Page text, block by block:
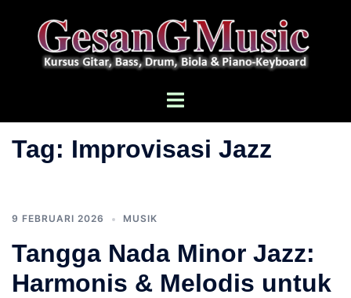
Menu
Tag: Improvisasi Jazz
9 FEBRUARI 2026 MUSIK
Tangga Nada Minor Jazz:
Harmonis & Melodis untuk